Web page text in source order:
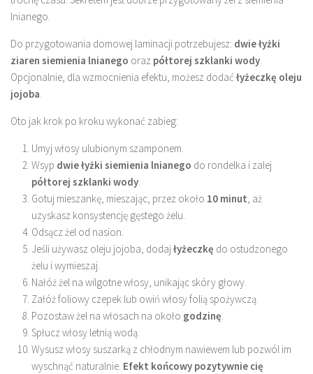
lnianego.
Do przygotowania domowej laminacji potrzebujesz: dwie łyżki
ziaren siemienia lnianego oraz półtorej szklanki wody.
Opcjonalnie, dla wzmocnienia efektu, możesz dodać łyżeczkę oleju
jojoba.
Oto jak krok po kroku wykonać zabieg:
Umyj włosy ulubionym szamponem.
Wsyp dwie łyżki siemienia lnianego do rondelka i zalej
półtorej szklanki wody.
Gotuj mieszankę, mieszając, przez około 10 minut, aż
uzyskasz konsystencję gęstego żelu.
Odsącz żel od nasion.
Jeśli używasz oleju jojoba, dodajłyżeczkę do ostudzonego
żelu i wymieszaj.
Nałóż żel na wilgotne włosy, unikając skóry głowy.
Załóż foliowy czepek lub owiń włosy folią spożywczą.
Pozostaw żel na włosach na około godzinę.
Spłucz włosy letnią wodą.
Wysusz włosy suszarką z chłodnym nawiewem lub pozwól im
wyschnąć naturalnie. Efekt końcowy pozytywnie cię